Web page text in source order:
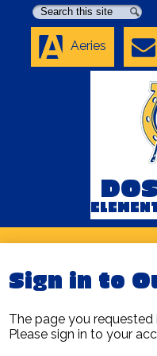
Students
District Home
Search
Aeries
Sign in to
The page you
Please sign in to your